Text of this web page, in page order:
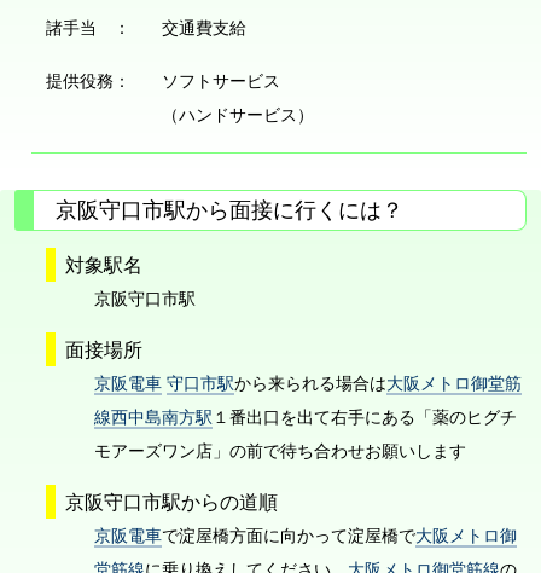
諸手当 ： 交通費支給
提供役務：
ソフトサービス
（ハンドサービス）
京阪守口市駅から面接に行くには？
対象駅名
京阪守口市駅
面接場所
京阪電車 守口市駅から来られる場合は大阪メトロ御堂筋
線西中島南方駅 １番出口を出て右手にある「薬のヒグチ
モアーズワン店」の前で待ち合わせお願いします
京阪守口市駅からの道順
京阪電車で淀屋橋方面に向かって淀屋橋で大阪メトロ御